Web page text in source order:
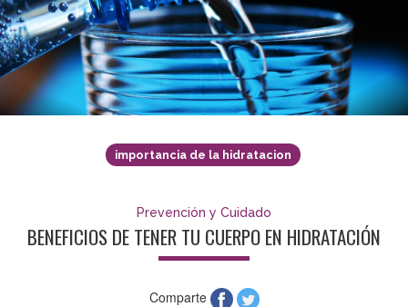
importancia de la hidratacion
Prevención y Cuidado
BENEFICIOS DE TENER TU CUERPO EN HIDRATACIÓN
Comparte